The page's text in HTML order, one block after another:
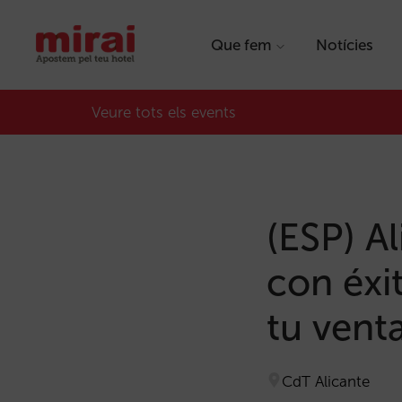
Que fem Notícies
Veure tots els events
(ESP)
con
tu
CdT Alicante